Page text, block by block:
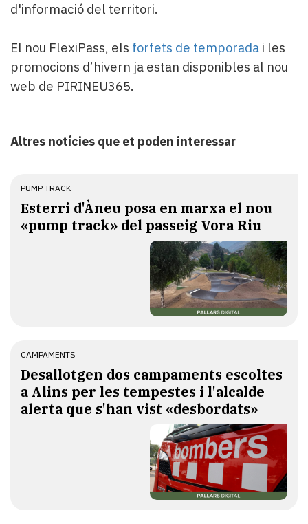
d'informació del territori.
El nou FlexiPass, els forfets de temporada i les
promocions d’hivern ja estan disponibles al nou
web de PIRINEU365.
Altres notícies que et poden interessar
PUMP TRACK
Esterri d'Àneu posa en marxa el nou
«pump track» del passeig Vora Riu
CAMPAMENTS
​Desallotgen dos campaments escoltes
a Alins per les tempestes i l'alcalde
alerta que s'han vist «desbordats»